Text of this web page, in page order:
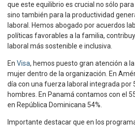
que este equilibrio es crucial no sólo
sino también para la productividad
laboral. Hemos abogado por acuerdos
políticas favorables a la familia,
laboral más sostenible e inclusiva.
En Visa, hemos puesto gran atención a
mujer dentro de la organización. En
día con una fuerza laboral integrada por
hombres. En Panamá contamos con el
en República Dominicana 54%.
Importante destacar que en los